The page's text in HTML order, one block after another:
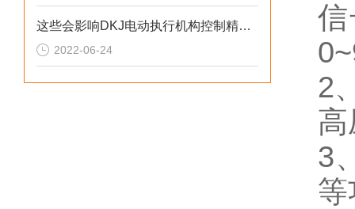
这些会影响DKJ电动执行机构控制精度的原因您知道吗？
2022-06-24
2
3